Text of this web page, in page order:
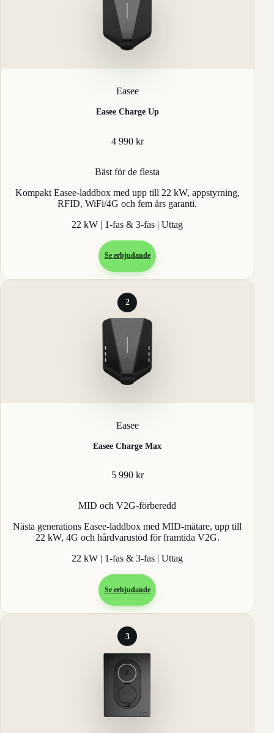
Easee
Easee Charge Up
4 990 kr
Bäst för de flesta
Kompakt Easee-laddbox med upp till 22 kW, appstyrning,
RFID, WiFi/4G och fem års garanti.
22 kW | 1-fas & 3-fas | Uttag
Se erbjudande
2
Easee
Easee Charge Max
5 990 kr
MID och V2G-förberedd
Nästa generations Easee-laddbox med MID-mätare, upp till
22 kW, 4G och hårdvarustöd för framtida V2G.
22 kW | 1-fas & 3-fas | Uttag
Se erbjudande
3